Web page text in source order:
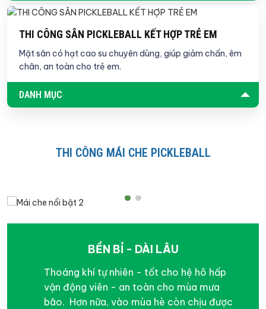
THI CÔNG SÂN PICKLEBALL KẾT HỢP TRẺ EM
Mặt sân có hạt cao su chuyên dùng, giúp giảm chấn, êm
chân, an toàn cho trẻ em.
DANH MỤC
THI CÔNG MÁI CHE PICKLEBALL
BỀN BỈ - DÀI LÂU
Thoáng khí tự nhiên - tốt cho hệ hô hấp
vận động viên - an toàn cho mùa mưa
bão. Hơn nữa, vào mùa hè còn chịu được